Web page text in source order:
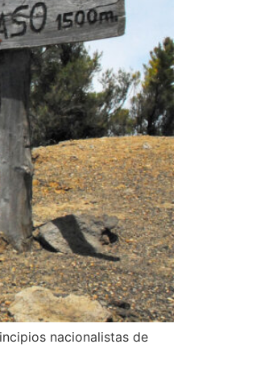
nacionalistas de